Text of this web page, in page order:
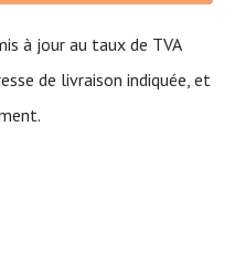
à jour au taux de TVA
de livraison indiquée, et